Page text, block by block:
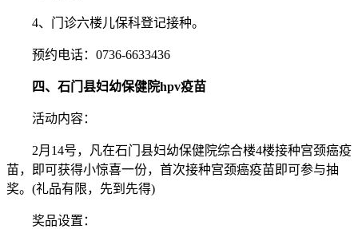
4、门诊六楼儿保科登记接种。
预约电话：0736-6633436
四、石门县妇幼保健院hpv疫苗
活动内容：
2月14号，凡在石门县妇幼保健院综合楼4楼接种宫颈癌疫
苗，即可获得小惊喜一份，首次接种宫颈癌疫苗即可参与抽
奖。(礼品有限，先到先得)
奖品设置：